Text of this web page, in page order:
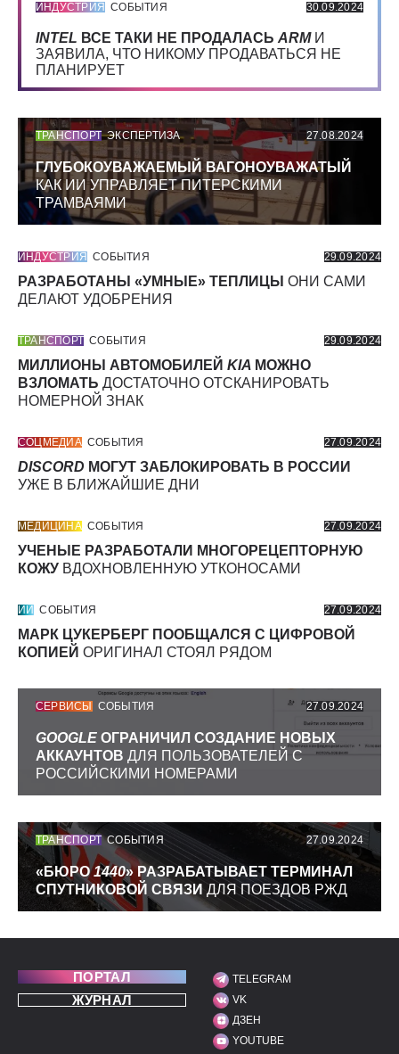
ИНДУСТРИЯ СОБЫТИЯ 30.09.2024
INTEL ВСЕ ТАКИ НЕ ПРОДАЛАСЬ ARMИ
ЗАЯВИЛА, ЧТО НИКОМУ ПРОДАВАТЬСЯ НЕ
ПЛАНИРУЕТ
ТРАНСПОРТ ЭКСПЕРТИЗА 27.08.2024
ГЛУБОКОУВАЖАЕМЫЙ ВАГОНОУВАЖАТЫЙ
КАК ИИ УПРАВЛЯЕТ ПИТЕРСКИМИ
ТРАМВАЯМИ
ИНДУСТРИЯ СОБЫТИЯ 29.09.2024
РАЗРАБОТАНЫ «УМНЫЕ» ТЕПЛИЦЫ ОНИ САМИ
ДЕЛАЮТ УДОБРЕНИЯ
ТРАНСПОРТ СОБЫТИЯ 29.09.2024
МИЛЛИОНЫ АВТОМОБИЛЕЙ KIA МОЖНО
ВЗЛОМАТЬ ДОСТАТОЧНО ОТСКАНИРОВАТЬ
НОМЕРНОЙ ЗНАК
СОЦМЕДИА СОБЫТИЯ 27.09.2024
DISCORD МОГУТ ЗАБЛОКИРОВАТЬ В РОССИИ
УЖЕ В БЛИЖАЙШИЕ ДНИ
МЕДИЦИНА СОБЫТИЯ 27.09.2024
УЧЕНЫЕ РАЗРАБОТАЛИ МНОГОРЕЦЕПТОРНУЮ
КОЖУ ВДОХНОВЛЕННУЮ УТКОНОСАМИ
ИИ СОБЫТИЯ 27.09.2024
МАРК ЦУКЕРБЕРГ ПООБЩАЛСЯ С ЦИФРОВОЙ
КОПИЕЙ ОРИГИНАЛ СТОЯЛ РЯДОМ
СЕРВИСЫ СОБЫТИЯ 27.09.2024
GOOGLE ОГРАНИЧИЛ СОЗДАНИЕ НОВЫХ
АККАУНТОВ ДЛЯ ПОЛЬЗОВАТЕЛЕЙ С
РОССИЙСКИМИ НОМЕРАМИ
ТРАНСПОРТ СОБЫТИЯ 27.09.2024
«БЮРО1440» РАЗРАБАТЫВАЕТ ТЕРМИНАЛ
СПУТНИКОВОЙ СВЯЗИ ДЛЯ ПОЕЗДОВ РЖД
ПОРТАЛ
ЖУРНАЛ
МЫ В СОЦИАЛЬНЫХ
TELEGRAM
VK
ДЗЕН
YOUTUBE